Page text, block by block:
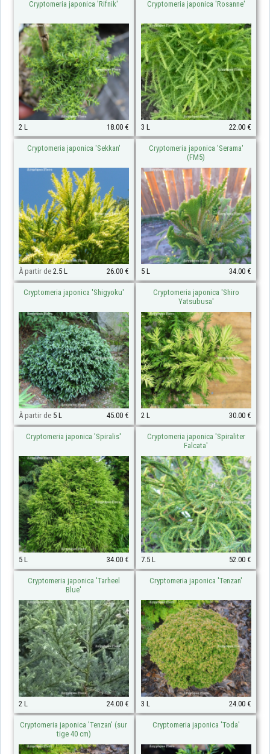
Cryptomeria japonica 'Rifnik'
2 L 18.00 €
Cryptomeria japonica 'Rosanne'
3 L 22.00 €
Cryptomeria japonica 'Sekkan'
À partir de 2.5 L 26.00 €
Cryptomeria japonica 'Serama'
(FM5)
5 L 34.00 €
Cryptomeria japonica 'Shigyoku'
À partir de 5 L 45.00 €
Cryptomeria japonica 'Shiro
Yatsubusa'
2 L 30.00 €
Cryptomeria japonica 'Spiralis'
5 L 34.00 €
Cryptomeria japonica 'Spiraliter
Falcata'
7.5 L 52.00 €
Cryptomeria japonica 'Tarheel
Blue'
2 L 24.00 €
Cryptomeria japonica 'Tenzan'
3 L 24.00 €
Cryptomeria japonica 'Tenzan' (sur
tige 40 cm)
Cryptomeria japonica 'Toda'